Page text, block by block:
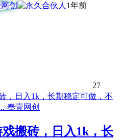
1年前
27
搬砖，日入1k，长